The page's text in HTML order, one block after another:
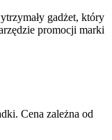
gadżet, który
promocji marki
Cena zależna od